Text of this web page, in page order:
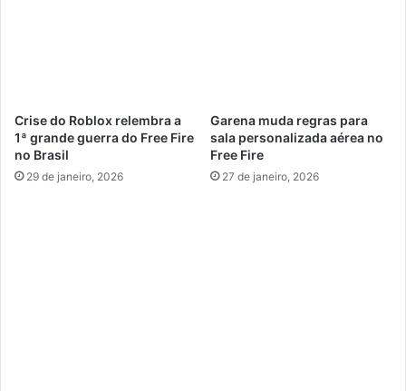
Crise do Roblox relembra a
1ª grande guerra do Free Fire
no Brasil
29 de janeiro, 2026
Garena muda regras para
sala personalizada aérea no
Free Fire
27 de janeiro, 2026